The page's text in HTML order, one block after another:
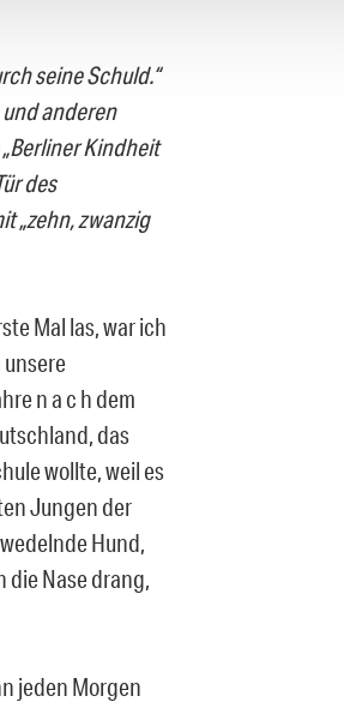
seine Schuld.“
anderen
Kindheit
des
„zehn, zwanzig
Mal las, war ich
n a c h dem
das
wollte, weil es
Jungen der
Hund,
die Nase drang,
jeden Morgen